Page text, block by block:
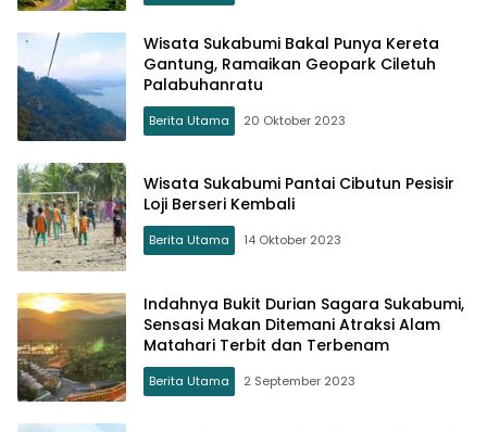
Wisata Sukabumi Bakal Punya Kereta
Gantung, Ramaikan Geopark Ciletuh
Palabuhanratu
Berita Utama 20 Oktober 2023
Wisata Sukabumi Pantai Cibutun Pesisir
Loji Berseri Kembali
Berita Utama 14 Oktober 2023
Indahnya Bukit Durian Sagara Sukabumi,
Sensasi Makan Ditemani Atraksi Alam
Matahari Terbit dan Terbenam
Berita Utama 2 September 2023